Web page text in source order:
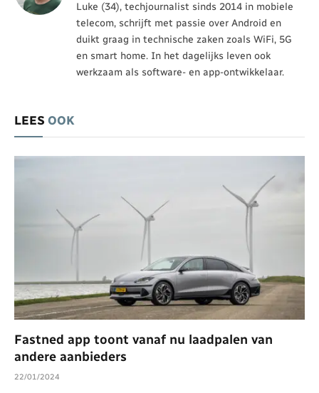
Luke (34), techjournalist sinds 2014 in mobiele
telecom, schrijft met passie over Android en
duikt graag in technische zaken zoals WiFi, 5G
en smart home. In het dagelijks leven ook
werkzaam als software- en app-ontwikkelaar.
LEES OOK
Fastned app toont vanaf nu laadpalen van
andere aanbieders
22/01/2024